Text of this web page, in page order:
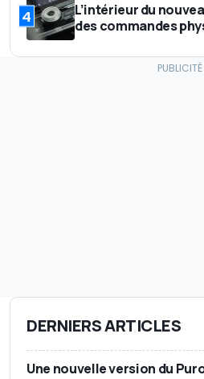
4
L’intérieur du
des commandes
DERNIERS ARTICLES
Une nouvelle version du